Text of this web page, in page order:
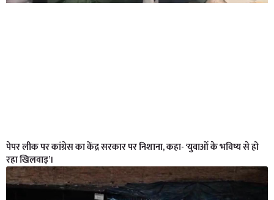
पेपर लीक पर कांग्रेस का केंद्र सरकार पर निशाना, कहा- ‘युवाओं के भविष्य से हो
रहा खिलवाड़’।